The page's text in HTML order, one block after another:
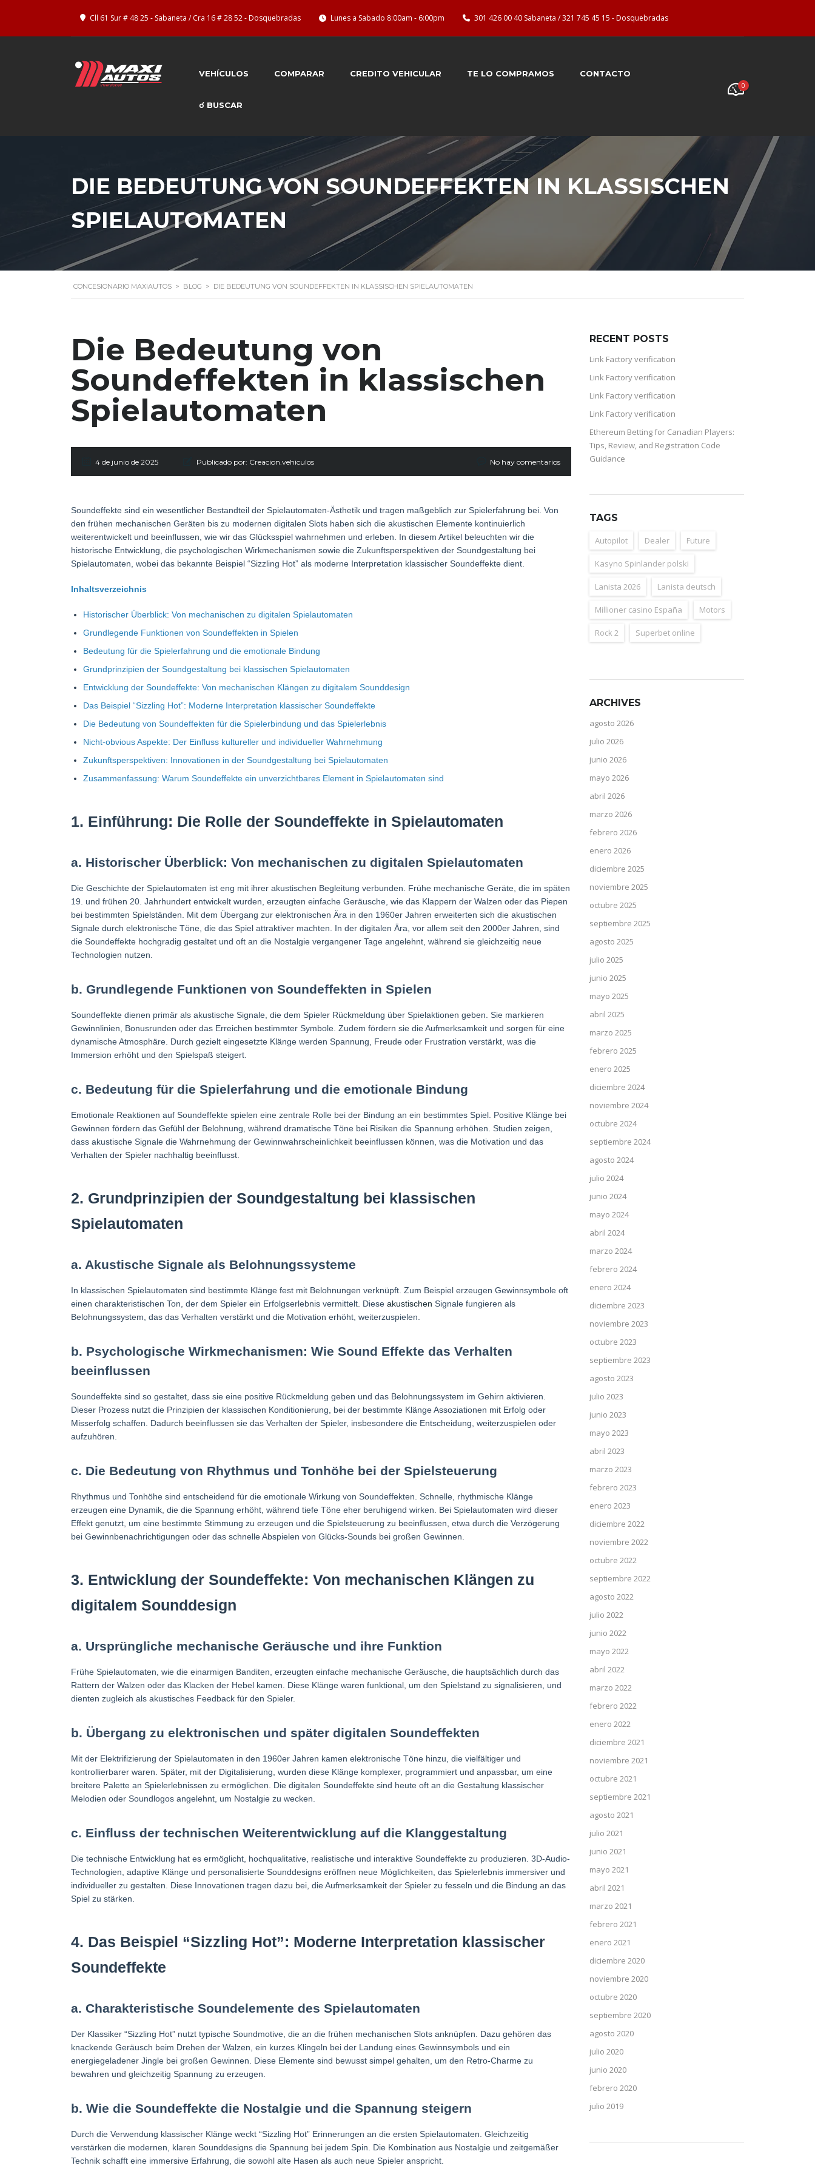
Cll 61 Sur # 48 25 - Sabaneta / Cra 16 # 28 52 - Dosquebradas Lunes a Sabado 8:00am - 6:00pm 301 426 00 40 Sabaneta / 321 745 45 15 - Dosquebradas
VEHÍCULOS COMPARAR CREDITO VEHICULAR TE LO COMPRAMOS CONTACTO
☌ BUSCAR
0
DIE BEDEUTUNG VON SOUNDEFFEKTEN IN KLASSISCHEN
SPIELAUTOMATEN
CONCESIONARIO MAXIAUTOS > BLOG > DIE BEDEUTUNG VON SOUNDEFFEKTEN IN KLASSISCHEN SPIELAUTOMATEN
Die Bedeutung von
Soundeffekten in klassischen
Spielautomaten
4 de junio de 2025 Publicado por: Creacion.vehiculos No hay comentarios
Soundeffekte sind ein wesentlicher Bestandteil der Spielautomaten-Ästhetik und tragen maßgeblich zur Spielerfahrung bei. Von
den frühen mechanischen Geräten bis zu modernen digitalen Slots haben sich die akustischen Elemente kontinuierlich
weiterentwickelt und beeinflussen, wie wir das Glücksspiel wahrnehmen und erleben. In diesem Artikel beleuchten wir die
historische Entwicklung, die psychologischen Wirkmechanismen sowie die Zukunftsperspektiven der Soundgestaltung bei
Spielautomaten, wobei das bekannte Beispiel “Sizzling Hot” als moderne Interpretation klassischer Soundeffekte dient.
Inhaltsverzeichnis
Historischer Überblick: Von mechanischen zu digitalen Spielautomaten
Grundlegende Funktionen von Soundeffekten in Spielen
Bedeutung für die Spielerfahrung und die emotionale Bindung
Grundprinzipien der Soundgestaltung bei klassischen Spielautomaten
Entwicklung der Soundeffekte: Von mechanischen Klängen zu digitalem Sounddesign
Das Beispiel “Sizzling Hot”: Moderne Interpretation klassischer Soundeffekte
Die Bedeutung von Soundeffekten für die Spielerbindung und das Spielerlebnis
Nicht-obvious Aspekte: Der Einfluss kultureller und individueller Wahrnehmung
Zukunftsperspektiven: Innovationen in der Soundgestaltung bei Spielautomaten
Zusammenfassung: Warum Soundeffekte ein unverzichtbares Element in Spielautomaten sind
1. Einführung: Die Rolle der Soundeffekte in Spielautomaten
a. Historischer Überblick: Von mechanischen zu digitalen Spielautomaten
Die Geschichte der Spielautomaten ist eng mit ihrer akustischen Begleitung verbunden. Frühe mechanische Geräte, die im späten
19. und frühen 20. Jahrhundert entwickelt wurden, erzeugten einfache Geräusche, wie das Klappern der Walzen oder das Piepen
bei bestimmten Spielständen. Mit dem Übergang zur elektronischen Ära in den 1960er Jahren erweiterten sich die akustischen
Signale durch elektronische Töne, die das Spiel attraktiver machten. In der digitalen Ära, vor allem seit den 2000er Jahren, sind
die Soundeffekte hochgradig gestaltet und oft an die Nostalgie vergangener Tage angelehnt, während sie gleichzeitig neue
Technologien nutzen.
b. Grundlegende Funktionen von Soundeffekten in Spielen
Soundeffekte dienen primär als akustische Signale, die dem Spieler Rückmeldung über Spielaktionen geben. Sie markieren
Gewinnlinien, Bonusrunden oder das Erreichen bestimmter Symbole. Zudem fördern sie die Aufmerksamkeit und sorgen für eine
dynamische Atmosphäre. Durch gezielt eingesetzte Klänge werden Spannung, Freude oder Frustration verstärkt, was die
Immersion erhöht und den Spielspaß steigert.
c. Bedeutung für die Spielerfahrung und die emotionale Bindung
Emotionale Reaktionen auf Soundeffekte spielen eine zentrale Rolle bei der Bindung an ein bestimmtes Spiel. Positive Klänge bei
Gewinnen fördern das Gefühl der Belohnung, während dramatische Töne bei Risiken die Spannung erhöhen. Studien zeigen,
dass akustische Signale die Wahrnehmung der Gewinnwahrscheinlichkeit beeinflussen können, was die Motivation und das
Verhalten der Spieler nachhaltig beeinflusst.
2. Grundprinzipien der Soundgestaltung bei klassischen
Spielautomaten
a. Akustische Signale als Belohnungssysteme
In klassischen Spielautomaten sind bestimmte Klänge fest mit Belohnungen verknüpft. Zum Beispiel erzeugen Gewinnsymbole oft
einen charakteristischen Ton, der dem Spieler ein Erfolgserlebnis vermittelt. Diese akustischen Signale fungieren als
Belohnungssystem, das das Verhalten verstärkt und die Motivation erhöht, weiterzuspielen.
b. Psychologische Wirkmechanismen: Wie Sound Effekte das Verhalten
beeinflussen
Soundeffekte sind so gestaltet, dass sie eine positive Rückmeldung geben und das Belohnungssystem im Gehirn aktivieren.
Dieser Prozess nutzt die Prinzipien der klassischen Konditionierung, bei der bestimmte Klänge Assoziationen mit Erfolg oder
Misserfolg schaffen. Dadurch beeinflussen sie das Verhalten der Spieler, insbesondere die Entscheidung, weiterzuspielen oder
aufzuhören.
c. Die Bedeutung von Rhythmus und Tonhöhe bei der Spielsteuerung
Rhythmus und Tonhöhe sind entscheidend für die emotionale Wirkung von Soundeffekten. Schnelle, rhythmische Klänge
erzeugen eine Dynamik, die die Spannung erhöht, während tiefe Töne eher beruhigend wirken. Bei Spielautomaten wird dieser
Effekt genutzt, um eine bestimmte Stimmung zu erzeugen und die Spielsteuerung zu beeinflussen, etwa durch die Verzögerung
bei Gewinnbenachrichtigungen oder das schnelle Abspielen von Glücks-Sounds bei großen Gewinnen.
3. Entwicklung der Soundeffekte: Von mechanischen Klängen zu
digitalem Sounddesign
a. Ursprüngliche mechanische Geräusche und ihre Funktion
Frühe Spielautomaten, wie die einarmigen Banditen, erzeugten einfache mechanische Geräusche, die hauptsächlich durch das
Rattern der Walzen oder das Klacken der Hebel kamen. Diese Klänge waren funktional, um den Spielstand zu signalisieren, und
dienten zugleich als akustisches Feedback für den Spieler.
b. Übergang zu elektronischen und später digitalen Soundeffekten
Mit der Elektrifizierung der Spielautomaten in den 1960er Jahren kamen elektronische Töne hinzu, die vielfältiger und
kontrollierbarer waren. Später, mit der Digitalisierung, wurden diese Klänge komplexer, programmiert und anpassbar, um eine
breitere Palette an Spielerlebnissen zu ermöglichen. Die digitalen Soundeffekte sind heute oft an die Gestaltung klassischer
Melodien oder Soundlogos angelehnt, um Nostalgie zu wecken.
c. Einfluss der technischen Weiterentwicklung auf die Klanggestaltung
Die technische Entwicklung hat es ermöglicht, hochqualitative, realistische und interaktive Soundeffekte zu produzieren. 3D-Audio-
Technologien, adaptive Klänge und personalisierte Sounddesigns eröffnen neue Möglichkeiten, das Spielerlebnis immersiver und
individueller zu gestalten. Diese Innovationen tragen dazu bei, die Aufmerksamkeit der Spieler zu fesseln und die Bindung an das
Spiel zu stärken.
4. Das Beispiel “Sizzling Hot”: Moderne Interpretation klassischer
Soundeffekte
a. Charakteristische Soundelemente des Spielautomaten
Der Klassiker “Sizzling Hot” nutzt typische Soundmotive, die an die frühen mechanischen Slots anknüpfen. Dazu gehören das
knackende Geräusch beim Drehen der Walzen, ein kurzes Klingeln bei der Landung eines Gewinnsymbols und ein
energiegeladener Jingle bei großen Gewinnen. Diese Elemente sind bewusst simpel gehalten, um den Retro-Charme zu
bewahren und gleichzeitig Spannung zu erzeugen.
b. Wie die Soundeffekte die Nostalgie und die Spannung steigern
Durch die Verwendung klassischer Klänge weckt “Sizzling Hot” Erinnerungen an die ersten Spielautomaten. Gleichzeitig
verstärken die modernen, klaren Sounddesigns die Spannung bei jedem Spin. Die Kombination aus Nostalgie und zeitgemäßer
Technik schafft eine immersive Erfahrung, die sowohl alte Hasen als auch neue Spieler anspricht.
RECENT POSTS
Link Factory verification
Link Factory verification
Link Factory verification
Link Factory verification
Ethereum Betting for Canadian Players:
Tips, Review, and Registration Code
Guidance
TAGS
Autopilot Dealer Future
Kasyno Spinlander polski
Lanista 2026 Lanista deutsch
Millioner casino España Motors
Rock 2 Superbet online
ARCHIVES
agosto 2026
julio 2026
junio 2026
mayo 2026
abril 2026
marzo 2026
febrero 2026
enero 2026
diciembre 2025
noviembre 2025
octubre 2025
septiembre 2025
agosto 2025
julio 2025
junio 2025
mayo 2025
abril 2025
marzo 2025
febrero 2025
enero 2025
diciembre 2024
noviembre 2024
octubre 2024
septiembre 2024
agosto 2024
julio 2024
junio 2024
mayo 2024
abril 2024
marzo 2024
febrero 2024
enero 2024
diciembre 2023
noviembre 2023
octubre 2023
septiembre 2023
agosto 2023
julio 2023
junio 2023
mayo 2023
abril 2023
marzo 2023
febrero 2023
enero 2023
diciembre 2022
noviembre 2022
octubre 2022
septiembre 2022
agosto 2022
julio 2022
junio 2022
mayo 2022
abril 2022
marzo 2022
febrero 2022
enero 2022
diciembre 2021
noviembre 2021
octubre 2021
septiembre 2021
agosto 2021
julio 2021
junio 2021
mayo 2021
abril 2021
marzo 2021
febrero 2021
enero 2021
diciembre 2020
noviembre 2020
octubre 2020
septiembre 2020
agosto 2020
julio 2020
junio 2020
febrero 2020
julio 2019